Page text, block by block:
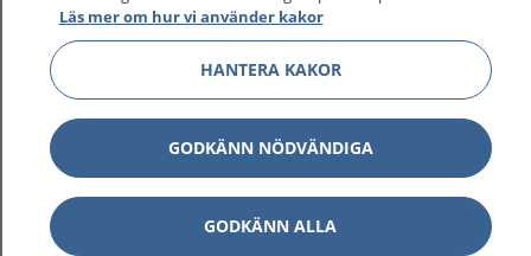
1177 på flera språk Visa
Om 1177 Visa
Kontakt Visa
Läs mer om hur vi använder kakor
HANTERA KAKOR
GODKÄNN NÖDVÄNDIGA
GODKÄNN ALLA